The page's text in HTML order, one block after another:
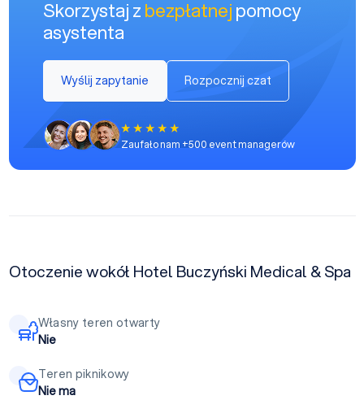
Skorzystaj zbezpłatnejpomocy
asystenta
Wyślij zapytanie Rozpocznij czat
Zaufało nam +500 event managerów
Otoczenie wokół Hotel Buczyński Medical & Spa
Własny teren otwarty
Nie
Teren piknikowy
Nie ma